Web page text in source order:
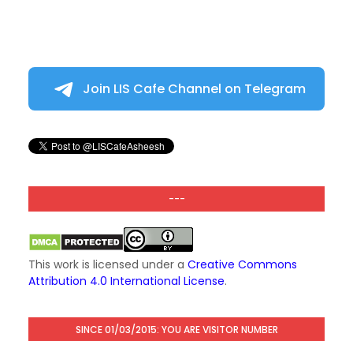
Join LIS Cafe Channel on Telegram
---
This work is licensed under a Creative Commons
Attribution 4.0 International License.
SINCE 01/03/2015: YOU ARE VISITOR NUMBER